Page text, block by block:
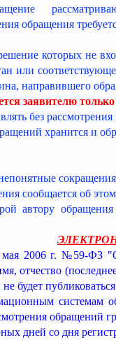
обращения
которых не
или
направившего
заявителю
без
хранится и
сообщается об
автору
Э
2006 г. №59-ФЗ
отчество
будет
системам
обращений
дней со дня